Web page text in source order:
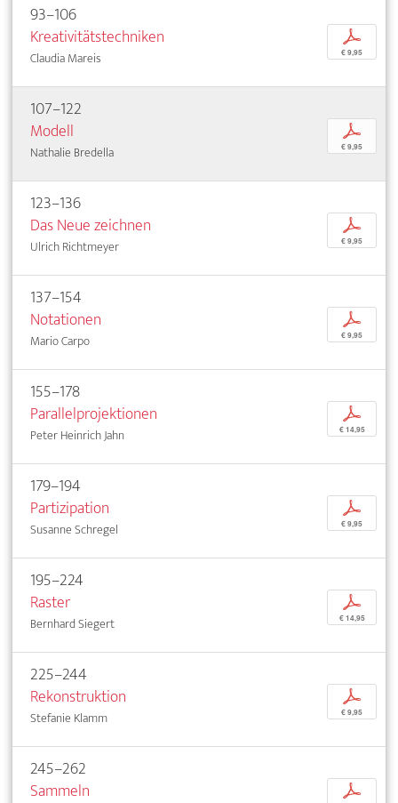
93–106
Kreativitätstechniken
Claudia Mareis
p
€ 9,95
107–122
Modell
Nathalie Bredella
p
€ 9,95
123–136
Das Neue zeichnen
Ulrich Richtmeyer
p
€ 9,95
137–154
Notationen
Mario Carpo
p
€ 9,95
155–178
Parallelprojektionen
Peter Heinrich Jahn
p
€ 14,95
179–194
Partizipation
Susanne Schregel
p
€ 9,95
195–224
Raster
Bernhard Siegert
p
€ 14,95
225–244
Rekonstruktion
Stefanie Klamm
p
€ 9,95
245–262
Sammeln
p